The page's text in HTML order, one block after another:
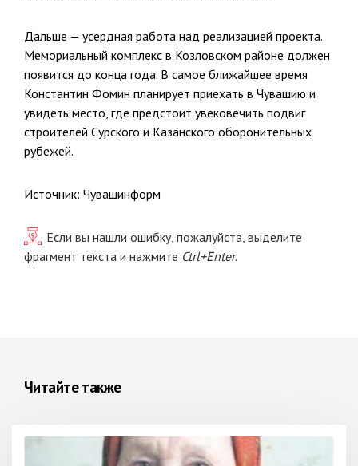
Дальше — усердная работа над реализацией проекта.
Мемориальный комплекс в Козловском районе должен
появится до конца года. В самое ближайшее время
Константин Фомин планирует приехать в Чувашию и
увидеть место, где предстоит увековечить подвиг
строителей Сурского и Казанского оборонительных
рубежей.
Источник: Чувашинформ
Если вы нашли ошибку, пожалуйста, выделите
фрагмент текста и нажмите Ctrl+Enter.
Читайте также